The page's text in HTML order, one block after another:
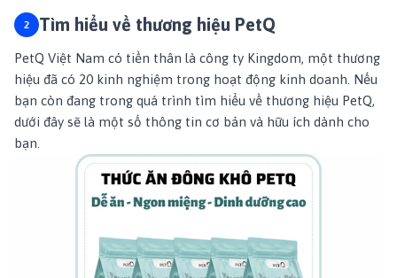
Tìm hiểu về thương hiệu PetQ
PetQ Việt Nam có tiền thân là công ty Kingdom, một thương
hiệu đã có 20 kinh nghiệm trong hoạt động kinh doanh. Nếu
bạn còn đang trong quá trình tìm hiểu về thương hiệu PetQ,
dưới đây sẽ là một số thông tin cơ bản và hữu ích dành cho
bạn.